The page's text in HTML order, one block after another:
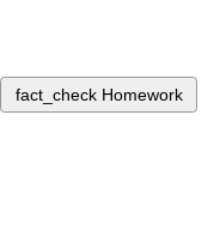
fact_check Homework